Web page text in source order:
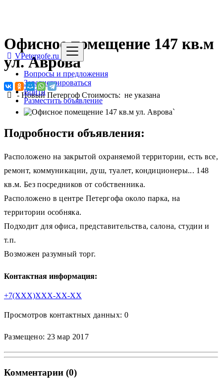
VPetergofe.ru
Вопросы и предложения
Зарегистрироваться
Войти
Разместить объявление
Офисное помещение 147 кв.м
ул. Аврова
-Новый ПетергофСтоимость: не указана
`
Подробности объявления:
Расположено на закрытой охраняемой территории, есть все,
ремонт, коммуникации, душ, туалет, кондиционеры... 148
кв.м. Без посредников от собственника.
Расположено в центре Петергофа около парка, на
территории особняка.
Подходит для офиса, представительства, салона, студии и
т.п.
Возможен разумный торг.
Контактная информация:
+7(XXX)XXX-XX-XX
Просмотров контактных данных: 0
Размещено: 23 мар 2017
Комментарии (0)